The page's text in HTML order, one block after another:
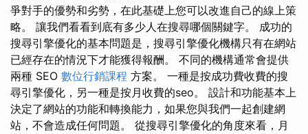
爭對手的優勢和劣勢，在此基礎上您可以改進自己的線上策
略。 讓我們看看到底有多少人在搜尋哪個關鍵字。 成功的
搜尋引擎優化的基本問題是，搜尋引擎優化機構只有在網站
已經存在的情況下才能獲得報酬。 不同的機構通常會提供
兩種 SEO 數位行銷課程 方案。 一種是按成功費收費的搜
尋引擎優化，另一種是按月收費的seo。 設計和功能基本上
決定了網站的功能和轉換能力，如果您與我們一起創建網
站，不會造成任何問題。 從搜尋引擎優化的角度來看，月